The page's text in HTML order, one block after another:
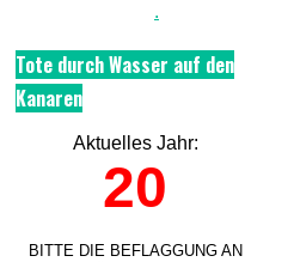
.
Tote durch Wasser auf den
Kanaren
Aktuelles Jahr:
20
BITTE DIE BEFLAGGUNG AN